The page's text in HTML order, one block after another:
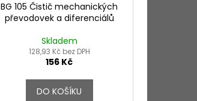
BG 105 Čistič mechanických
převodovek a diferenciálů
Skladem
128,93 Kč bez DPH
156 Kč
DO KOŠÍKU